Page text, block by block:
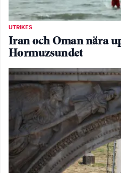
UTRIKES
Iran och Oman nära
Hormuzsundet